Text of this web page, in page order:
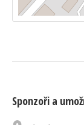
Sponzoři a